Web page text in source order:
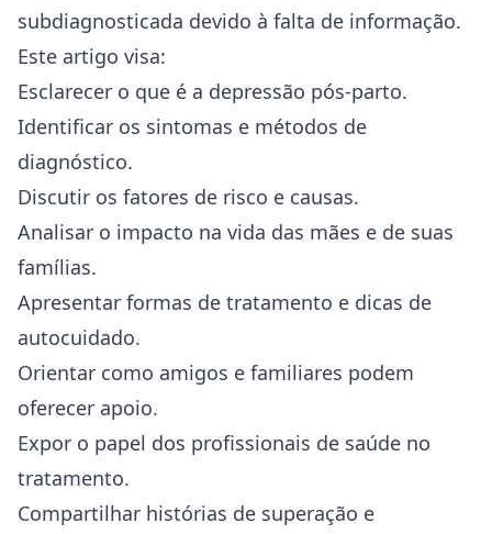
subdiagnosticada devido à falta de informação.
Este artigo visa:
Esclarecer o que é a depressão pós-parto.
Identificar os sintomas e métodos de
diagnóstico.
Discutir os fatores de risco e causas.
Analisar o impacto na vida das mães e de suas
famílias.
Apresentar formas de tratamento e dicas de
autocuidado.
Orientar como amigos e familiares podem
oferecer apoio.
Expor o papel dos profissionais de saúde no
tratamento.
Compartilhar histórias de superação e